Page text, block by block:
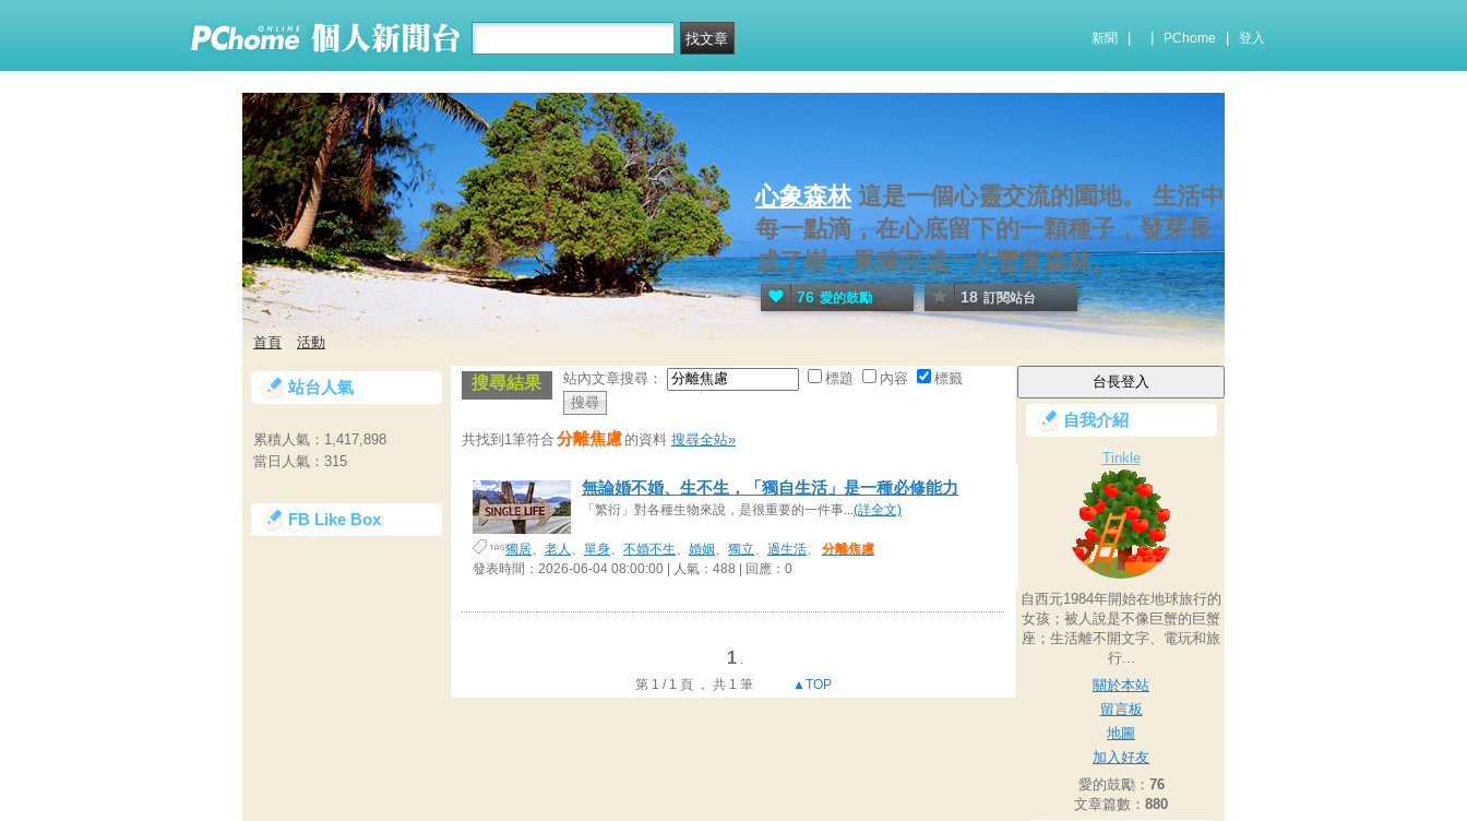
新聞 PChome 登入
心象森林 這是一個心靈交流的園地。 生活中
每一點滴，在心底留下的一顆種子，發芽長
成了樹，累積而成一片豐富森林。
76 愛的鼓勵 18 訂閱站台
首頁 活動
搜尋結果 站內文章搜尋： 標題 內容 標籤
共找到1筆符合 分離焦慮 的資料 搜尋全站»
無論婚不婚、生不生，「獨自生活」是一種必修能力
「繁衍」對各種生物來說，是很重要的一件事... (詳全文)
獨居 老人 單身 不婚不生 婚姻 獨立 過生活
分離焦慮
發表時間：2026-06-04 08:00:00 | 人氣：488 | 回應：0
1
第 1 / 1 頁 ， 共 1 筆
▲TOP
自我介紹
Tinkle
自西元1984年開始在地球旅行的
女孩；被人說是不像巨蟹的巨蟹
座；生活離不開文字、電玩和旅
行...
關於本站
留言板
地圖
加入好友
愛的鼓勵： 76
文章篇數： 880
站台人氣
累積人氣： 1,417,898
當日人氣： 315
FB Like Box